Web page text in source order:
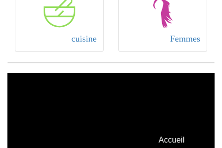
Femmes
cuisine
Accueil